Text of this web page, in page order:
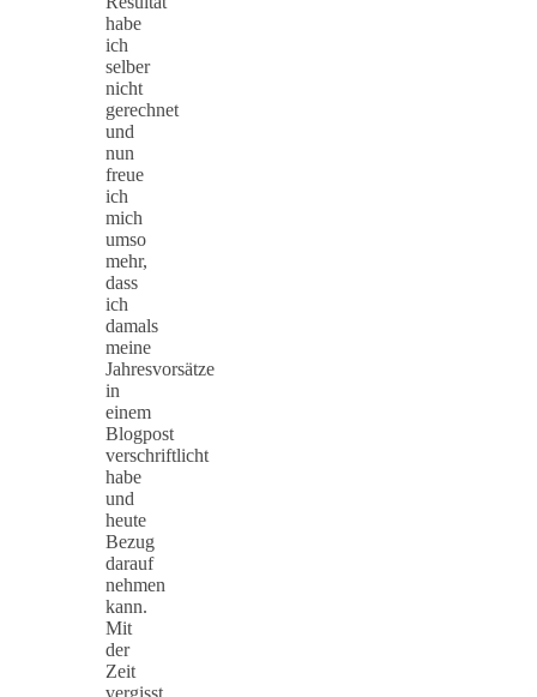
habe
ich
selber
nicht
gerechnet
und
nun
freue
ich
mich
umso
mehr,
dass
ich
damals
meine
Jahresvorsätze
in
einem
Blogpost
verschriftlicht
habe
und
heute
Bezug
darauf
nehmen
kann.
Mit
der
Zeit
vergisst